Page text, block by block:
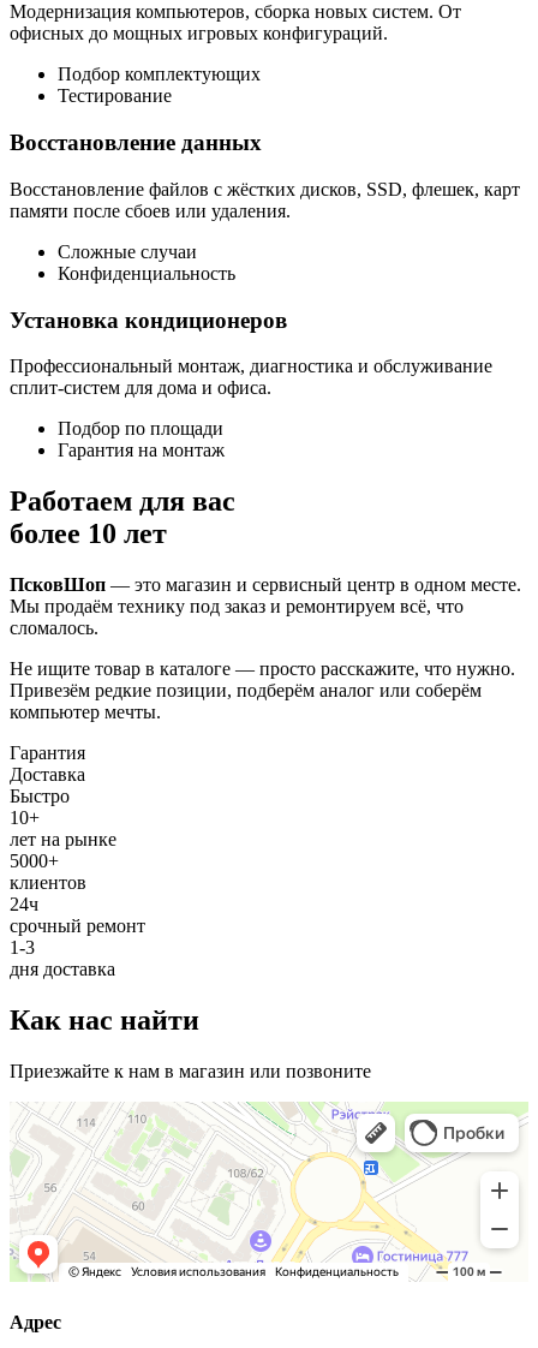
Модернизация компьютеров, сборка новых систем. От
офисных до мощных игровых конфигураций.
Подбор комплектующих
Тестирование
Восстановление данных
Восстановление файлов с жёстких дисков, SSD, флешек, карт
памяти после сбоев или удаления.
Сложные случаи
Конфиденциальность
Установка кондиционеров
Профессиональный монтаж, диагностика и обслуживание
сплит-систем для дома и офиса.
Подбор по площади
Гарантия на монтаж
Работаем для вас
более 10 лет
ПсковШоп — это магазин и сервисный центр в одном месте.
Мы продаём технику под заказ и ремонтируем всё, что
сломалось.
Не ищите товар в каталоге — просто расскажите, что нужно.
Привезём редкие позиции, подберём аналог или соберём
компьютер мечты.
Гарантия
Доставка
Быстро
10+
лет на рынке
5000+
клиентов
24ч
срочный ремонт
1-3
дня доставка
Как нас найти
Приезжайте к нам в магазин или позвоните
Адрес